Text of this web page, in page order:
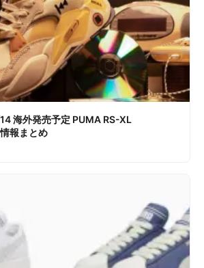
海外発売予定 PUMA RS-XL
報まとめ